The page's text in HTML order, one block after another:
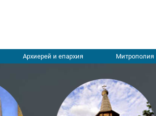
Архиерей и епархия Митрополия